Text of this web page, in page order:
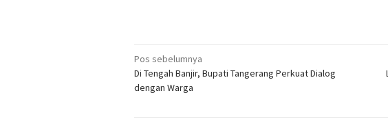
Navigasi
pos
Pos sebelumnya
Di Tengah Banjir, Bupati Tangerang Perkuat Dialog
dengan Warga